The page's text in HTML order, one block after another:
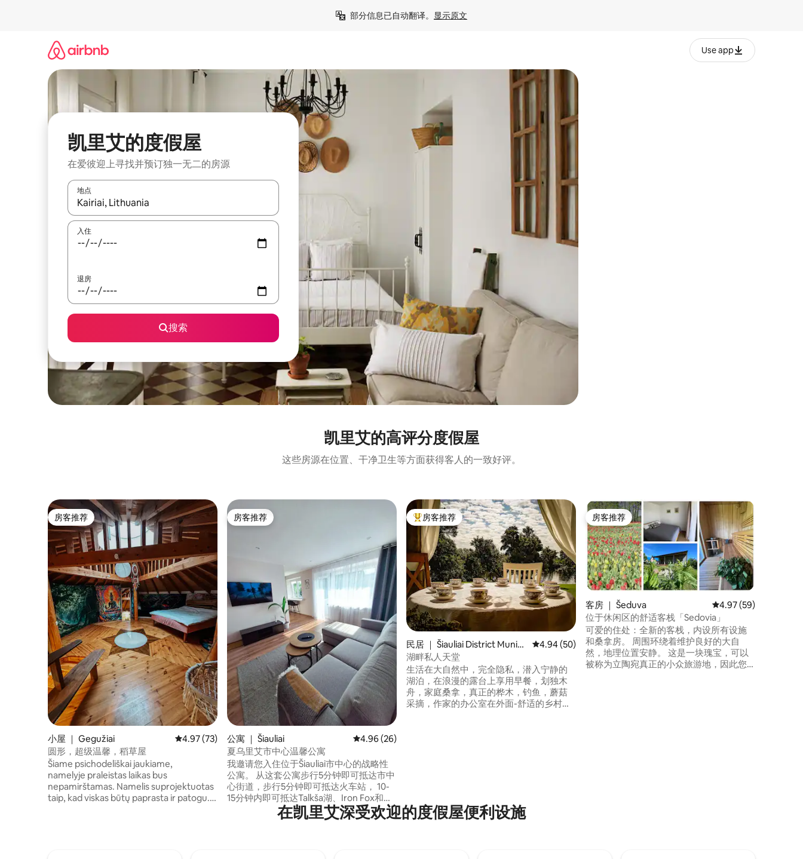
部分信息已自动翻译。 显示原文
Use app
凯里艾的度假屋
在爱彼迎上寻找并预订独一无二的房源
地点
如有搜索结果，请使用上下方向键查看，或通过点击或滑动手势浏览。
入住
退房
搜索
凯里艾的高评分度假屋
这些房源在位置、干净卫生等方面获得客人的一致好评。
房客推荐
房客推荐
小屋 ｜ Gegužiai 平均评分 4.97 分（满分 5 分），共 73 条评价
4.97 (73)
圆形，超级温馨，稻草屋
Šiame psichodeliškai jaukiame,
namelyje praleistas laikas bus
nepamirštamas. Namelis suprojektuotas
taip, kad viskas būtų paprasta ir patogu.
房客推荐
房客推荐
公寓 ｜ Šiauliai 平均评分 4.96 分（满分 5 分），共 26 条评价
4.96 (26)
夏乌里艾市中心温馨公寓
我邀请您入住位于Šiauliai市中心的战略性
公寓。 从这套公寓步行5分钟即可抵达市中
心街道，步行5分钟即可抵达火车站， 10-
15分钟内即可抵达Talkša湖、Iron Fox和
Wake Park海岸线。 咖啡店、餐厅、美食
店就在外面。 如果您开车来，可以在公寓
热门「房客推荐」
房客推荐
民居 ｜ Šiauliai District Munici
pality
平均评分 4.94 分（满分 5 分），共 50 条评价
4.94 (50)
湖畔私人天堂
生活在大自然中，完全隐私，潜入宁静的
湖泊，在浪漫的露台上享用早餐，划独木
舟，家庭桑拿，真正的桦木，钓鱼，蘑菇
采摘，作家的办公室在外面-舒适的乡村环
房客推荐
房客推荐
客房 ｜ Šeduva 平均评分 4.97 分（满
4.97 (59)
位于休闲区的舒适客栈「Sedovia」
可爱的住处：全新的客栈，内设所有设施
和桑拿房。 周围环绕着维护良好的大自
然，地理位置安静。 这是一块瑰宝，可以
被称为立陶宛真正的小众旅游地，因此您
在凯里艾深受欢迎的度假屋便利设施